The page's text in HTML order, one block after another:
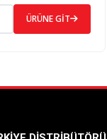
ÜRÜNE GİT